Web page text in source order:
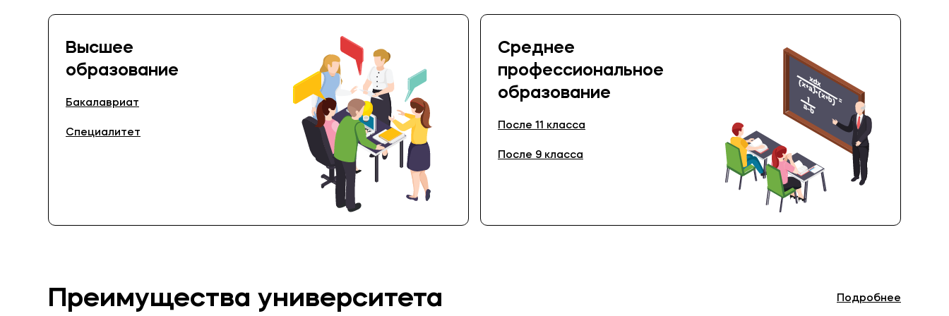
Высшее
образование
Бакалавриат
Специалитет
Среднее
профессиональное
образование
После 11 класса
После 9 класса
Преимущества университета Подробнее